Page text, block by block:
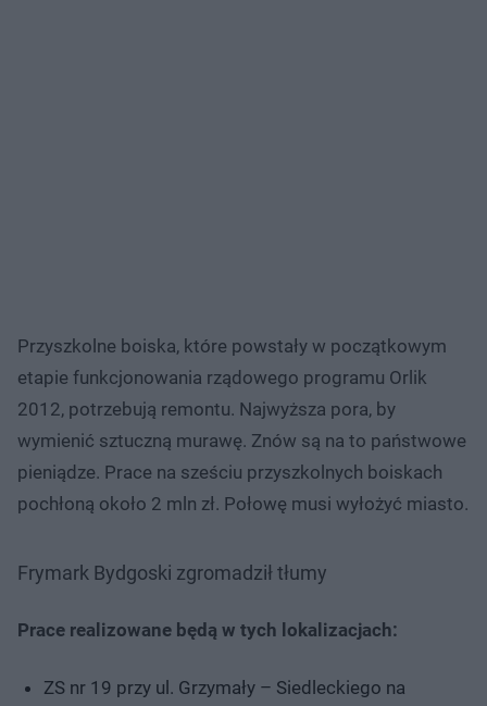
Przyszkolne boiska, które powstały w początkowym
etapie funkcjonowania rządowego programu Orlik
2012, potrzebują remontu. Najwyższa pora, by
wymienić sztuczną murawę. Znów są na to państwowe
pieniądze. Prace na sześciu przyszkolnych boiskach
pochłoną około 2 mln zł. Połowę musi wyłożyć miasto.
Frymark Bydgoski zgromadził tłumy
Prace realizowane będą w tych lokalizacjach:
ZS nr 19 przy ul. Grzymały – Siedleckiego na